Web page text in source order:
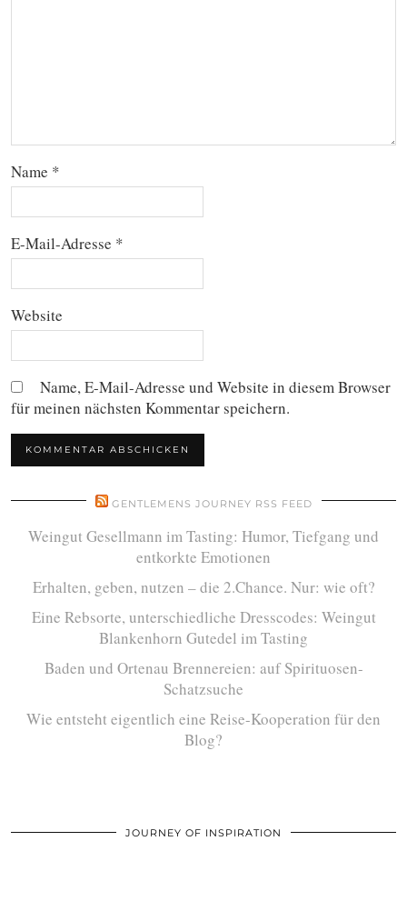
Name *
E-Mail-Adresse *
Website
Name, E-Mail-Adresse und Website in diesem Browser
für meinen nächsten Kommentar speichern.
GENTLEMENS JOURNEY RSS FEED
Weingut Gesellmann im Tasting: Humor, Tiefgang und
entkorkte Emotionen
Erhalten, geben, nutzen – die 2.Chance. Nur: wie oft?
Eine Rebsorte, unterschiedliche Dresscodes: Weingut
Blankenhorn Gutedel im Tasting
Baden und Ortenau Brennereien: auf Spirituosen-
Schatzsuche
Wie entsteht eigentlich eine Reise-Kooperation für den
Blog?
JOURNEY OF INSPIRATION